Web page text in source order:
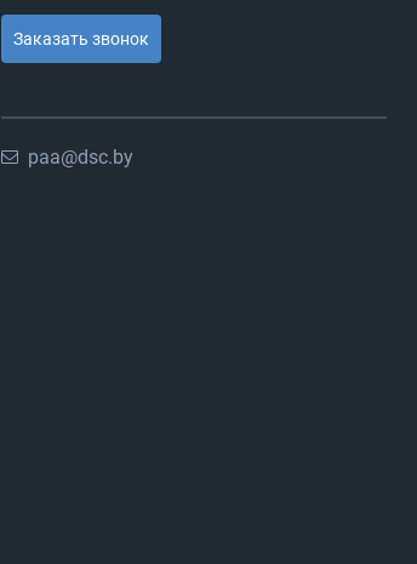
Заказать звонок
paa@dsc.by